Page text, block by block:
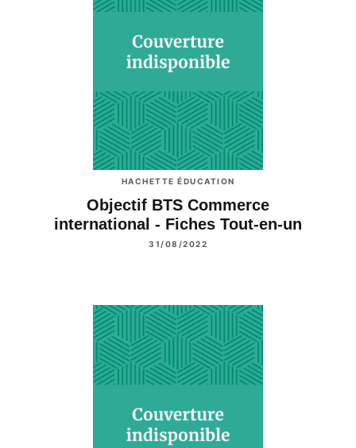
HACHETTE ÉDUCATION
Objectif BTS Commerce
international - Fiches Tout-en-un
31/08/2022